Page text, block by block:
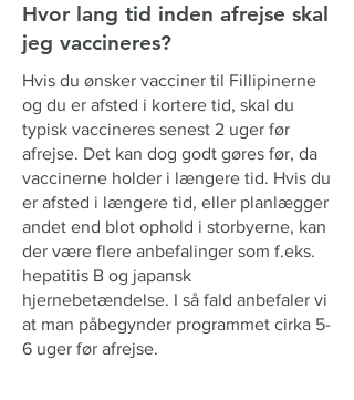
Hvor lang tid inden afrejse skal
jeg vaccineres?
Hvis du ønsker vacciner til Fillipinerne
og du er afsted i kortere tid, skal du
typisk vaccineres senest 2 uger før
afrejse. Det kan dog godt gøres før, da
vaccinerne holder i længere tid. Hvis du
er afsted i længere tid, eller planlægger
andet end blot ophold i storbyerne, kan
der være flere anbefalinger som f.eks.
hepatitis B og japansk
hjernebetændelse. I så fald anbefaler vi
at man påbegynder programmet cirka 5-
6 uger før afrejse.